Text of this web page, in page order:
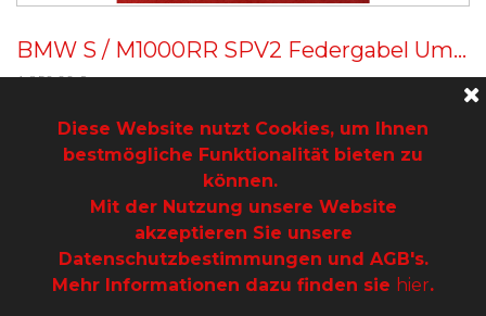
BMW S / M1000RR SPV2 Federgabel Umbau
1.850,00 €
Artikel pro Seite:
Diese Website nutzt Cookies, um Ihnen
bestmögliche Funktionalität bieten zu
können.
Mit der Nutzung unsere Website
akzeptieren Sie unsere
Datenschutzbestimmungen und AGB's.
Mehr Informationen dazu finden sie hier.